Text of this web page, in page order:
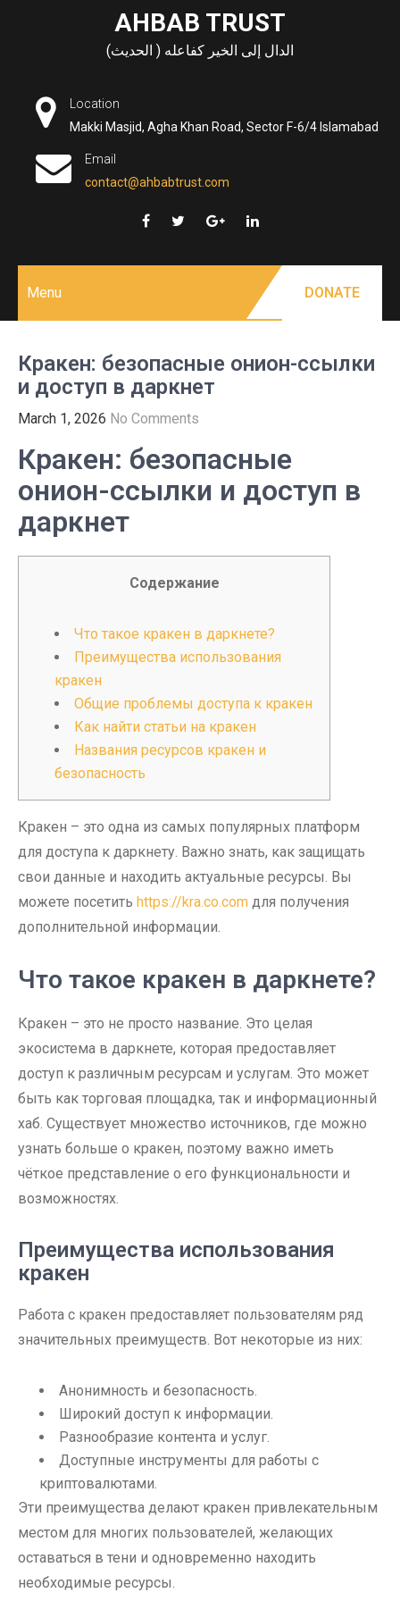
AHBAB TRUST
الدال إلى الخير كفاعله ( الحديث)
Location
Makki Masjid, Agha Khan Road, Sector F-6/4 Islamabad
Email
contact@ahbabtrust.com
Menu DONATE
Кракен: безопасные онион-ссылки
и доступ в даркнет
March 1, 2026 No Comments
Кракен: безопасные
онион-ссылки и доступ в
даркнет
Содержание
Что такое кракен в даркнете?
Преимущества использования
кракен
Общие проблемы доступа к кракен
Как найти статьи на кракен
Названия ресурсов кракен и
безопасность
Кракен – это одна из самых популярных платформ
для доступа к даркнету. Важно знать, как защищать
свои данные и находить актуальные ресурсы. Вы
можете посетить https://kra.co.com для получения
дополнительной информации.
Что такое кракен в даркнете?
Кракен – это не просто название. Это целая
экосистема в даркнете, которая предоставляет
доступ к различным ресурсам и услугам. Это может
быть как торговая площадка, так и информационный
хаб. Существует множество источников, где можно
узнать больше о кракен, поэтому важно иметь
чёткое представление о его функциональности и
возможностях.
Преимущества использования
кракен
Работа с кракен предоставляет пользователям ряд
значительных преимуществ. Вот некоторые из них:
Анонимность и безопасность.
Широкий доступ к информации.
Разнообразие контента и услуг.
Доступные инструменты для работы с
криптовалютами.
Эти преимущества делают кракен привлекательным
местом для многих пользователей, желающих
оставаться в тени и одновременно находить
необходимые ресурсы.